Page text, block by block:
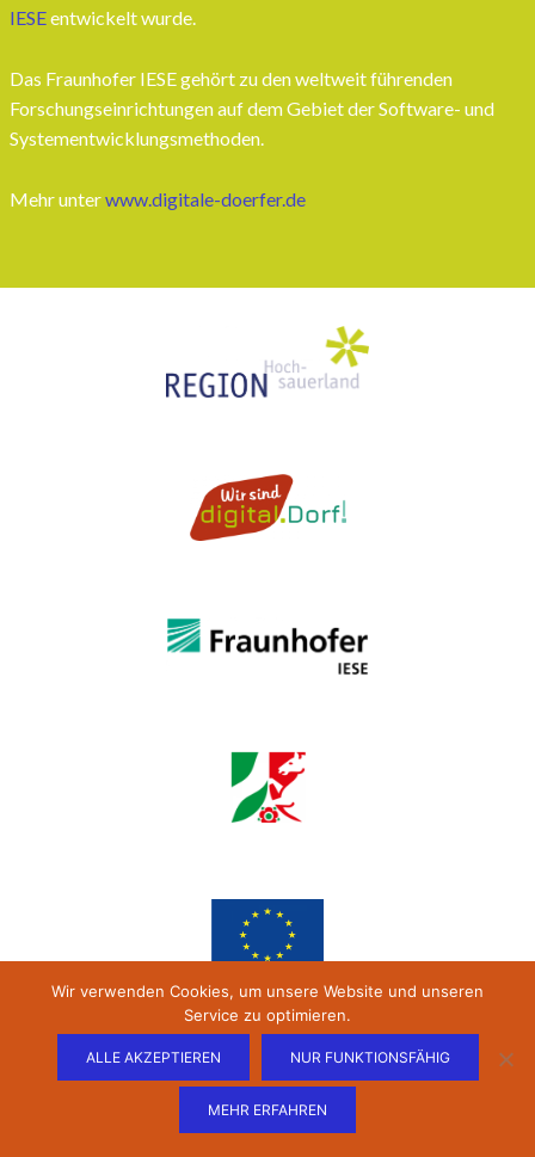
IESEentwickelt wurde.
Das Fraunhofer IESE gehört zu den weltweit führenden
Forschungseinrichtungen auf dem Gebiet der Software- und
Systementwicklungsmethoden.
Mehr unterwww.digitale-doerfer.de
Wir verwenden Cookies, um unsere Website und unseren
Service zu optimieren.
ALLE AKZEPTIEREN NUR FUNKTIONSFÄHIG
MEHR ERFAHREN